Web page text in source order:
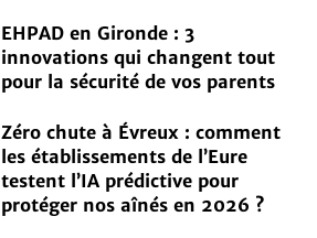
EHPAD en Gironde : 3
innovations qui changent tout
pour la sécurité de vos parents
Zéro chute à Évreux : comment
les établissements de l’Eure
testent l’IA prédictive pour
protéger nos aînés en 2026 ?